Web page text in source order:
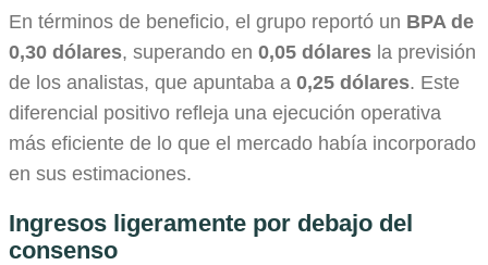
En términos de beneficio, el grupo reportó un BPA de
0,30 dólares, superando en 0,05 dólares la previsión
de los analistas, que apuntaba a 0,25 dólares. Este
diferencial positivo refleja una ejecución operativa
más eficiente de lo que el mercado había incorporado
en sus estimaciones.
Ingresos ligeramente por debajo del
consenso